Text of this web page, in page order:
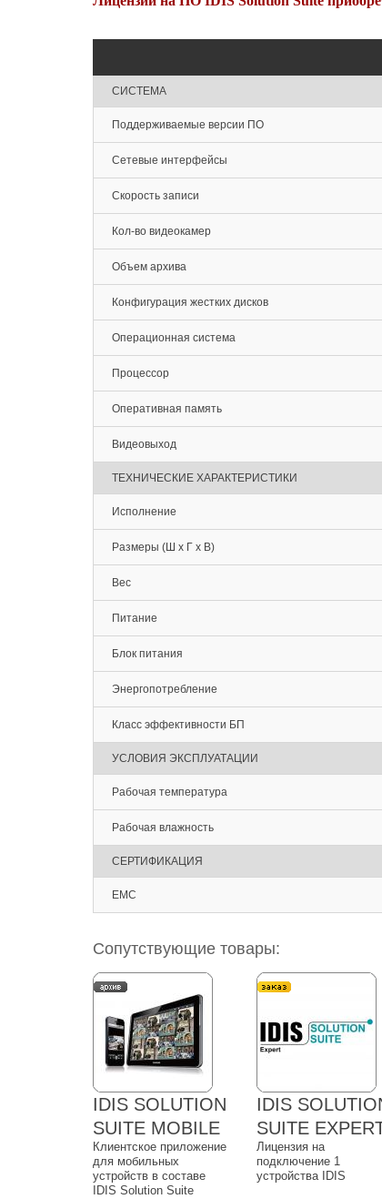
СИСТЕМА
Поддерживаемые версии ПО
Сетевые интерфейсы
Скорость записи
Кол-во видеокамер
Объем архива
Конфигурация жестких дисков
Операционная система
Процессор
Оперативная память
Видеовыход
ТЕХНИЧЕСКИЕ ХАРАКТЕРИСТИКИ
Исполнение
Размеры (Ш х Г х В)
Вес
Питание
Блок питания
Энергопотребление
Класс эффективности БП
УСЛОВИЯ ЭКСПЛУАТАЦИИ
Рабочая температура
Рабочая влажность
СЕРТИФИКАЦИЯ
EMC
Сопутствующие товары:
IDIS SOLUTION
SUITE MOBILE
Клиентское приложение
для мобильных
устройств в составе
IDIS Solution Suite
IDIS
SUITE
Лицензия на
подключение 1
устройства IDIS